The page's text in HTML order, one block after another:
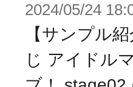
2024/05/24
【サンプル
じ アイドル